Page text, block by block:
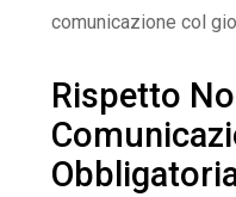
comunicazione col
Rispetto